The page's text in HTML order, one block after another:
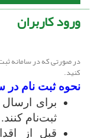
ورود کاربران
در صورتی که در سامانه
کنید.
نحوه ثبت نام در
برای
ثبت‌نام کنند.
قبل از